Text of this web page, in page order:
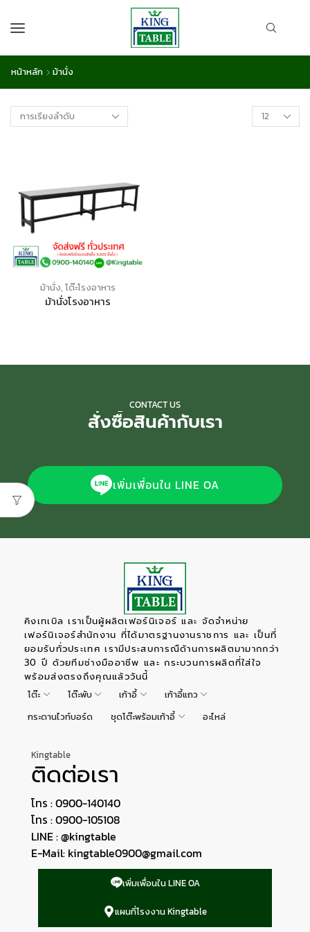
หน้าหลัก ม้านั่ง
ม้านั่ง, โต๊ะโรงอาหาร
ม้านั่งโรงอาหาร
CONTACT US
สั่งซื้อสินค้ากับเรา
เพิ่มเพื่อนใน LINE OA
คิงเทเบิล เราเป็นผู้ผลิตเฟอร์นิเจอร์ และ จัดจำหน่าย
เฟอร์นิเจอร์สำนักงาน ที่ได้มาตรฐานงานราชการ และ เป็นที่
ยอมรับทั่วประเทศ เรามีประสบการณืด้านการผลิตมามากกว่า
30 ปี ด้วยทีมช่างมืออาชีพ และ กระบวนการผลิตที่ใส่ใจ
พร้อมส่งตรงถึงคุณแล้ววันนี้
โต๊ะ
โต๊ะพับ เก้าอี้
เก้าอี้แถว
กระดานไวท์บอร์ด
ชุดโต๊ะพร้อมเก้าอี้ อะไหล่
Kingtable
ติดต่อเรา
โทร : 0900-140140
โทร : 0900-105108
LINE : @kingtable
E-Mail: kingtable0900@gmail.com
เพิ่มเพื่อนใน LINE OA
แผนที่โรงงาน Kingtable